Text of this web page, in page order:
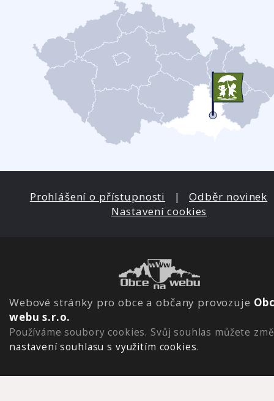
Prohlášení o přístupnosti |Odběr novinek
Nastavení cookies
Webové stránky pro obce a občany provozuje
webu s.r.o.
Používáme soubory cookies. Svůj souhlas můžete
nastavení souhlasu s využitím cookies.